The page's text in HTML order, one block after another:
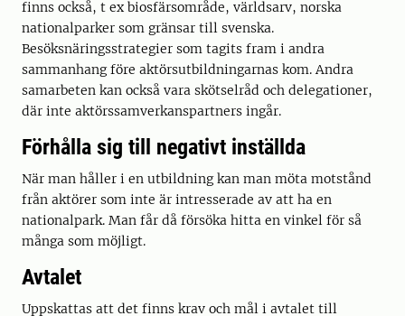
finns också, t ex biosfärsområde, världsarv, norska
nationalparker som gränsar till svenska.
Besöksnäringsstrategier som tagits fram i andra
sammanhang före aktörsutbildningarnas kom. Andra
samarbeten kan också vara skötselråd och delegationer,
där inte aktörssamverkanspartners ingår.
Förhålla sig till negativt inställda
När man håller i en utbildning kan man möta motstånd
från aktörer som inte är intresserade av att ha en
nationalpark. Man får då försöka hitta en vinkel för så
många som möjligt.
Avtalet
Uppskattas att det finns krav och mål i avtalet till